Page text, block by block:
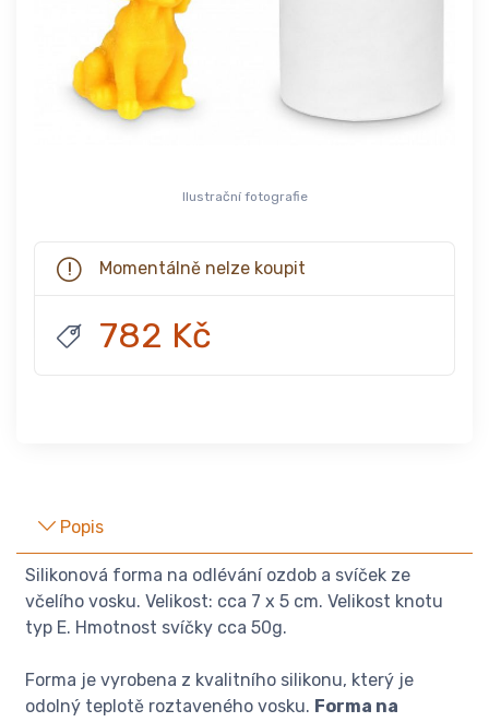
Ilustrační fotografie
Momentálně nelze koupit
782 Kč
Popis
Silikonová forma na odlévání ozdob a svíček ze
včelího vosku. Velikost: cca 7 x 5 cm. Velikost knotu
typ E. Hmotnost svíčky cca 50g.
Forma je vyrobena z kvalitního silikonu, který je
odolný teplotě roztaveného vosku. Forma na